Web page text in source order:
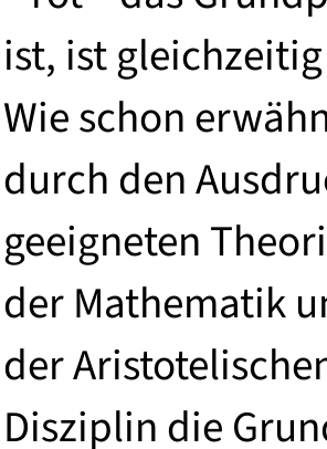
ist, ist
Wie schon
durch den
geeigneten
der Mathematik
der
Disziplin die